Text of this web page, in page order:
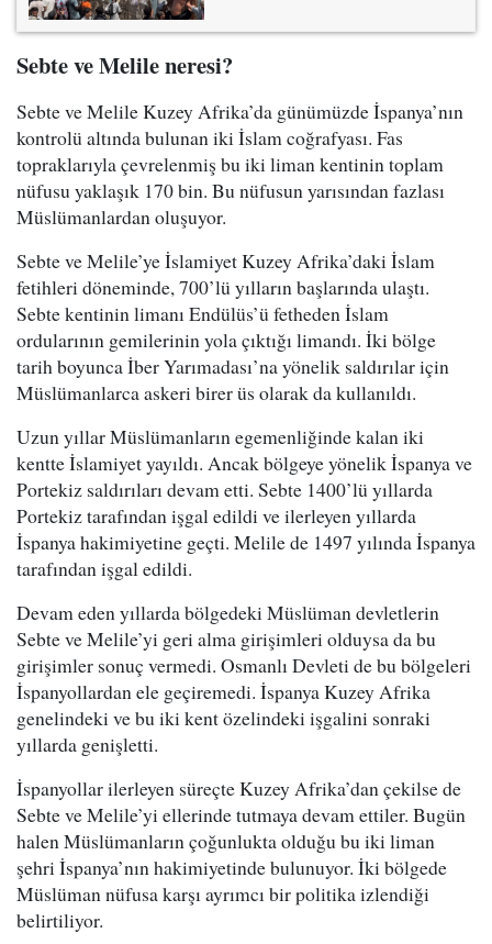
Sebte ve Melile neresi?
Sebte ve Melile Kuzey Afrika’da günümüzde İspanya’nın
kontrolü altında bulunan iki İslam coğrafyası. Fas
topraklarıyla çevrelenmiş bu iki liman kentinin toplam
nüfusu yaklaşık 170 bin. Bu nüfusun yarısından fazlası
Müslümanlardan oluşuyor.
Sebte ve Melile’ye İslamiyet Kuzey Afrika’daki İslam
fetihleri döneminde, 700’lü yılların başlarında ulaştı.
Sebte kentinin limanı Endülüs’ü fetheden İslam
ordularının gemilerinin yola çıktığı limandı. İki bölge
tarih boyunca İber Yarımadası’na yönelik saldırılar için
Müslümanlarca askeri birer üs olarak da kullanıldı.
Uzun yıllar Müslümanların egemenliğinde kalan iki
kentte İslamiyet yayıldı. Ancak bölgeye yönelik İspanya ve
Portekiz saldırıları devam etti. Sebte 1400’lü yıllarda
Portekiz tarafından işgal edildi ve ilerleyen yıllarda
İspanya hakimiyetine geçti. Melile de 1497 yılında İspanya
tarafından işgal edildi.
Devam eden yıllarda bölgedeki Müslüman devletlerin
Sebte ve Melile’yi geri alma girişimleri olduysa da bu
girişimler sonuç vermedi. Osmanlı Devleti de bu bölgeleri
İspanyollardan ele geçiremedi. İspanya Kuzey Afrika
genelindeki ve bu iki kent özelindeki işgalini sonraki
yıllarda genişletti.
İspanyollar ilerleyen süreçte Kuzey Afrika’dan çekilse de
Sebte ve Melile’yi ellerinde tutmaya devam ettiler. Bugün
halen Müslümanların çoğunlukta olduğu bu iki liman
şehri İspanya’nın hakimiyetinde bulunuyor. İki bölgede
Müslüman nüfusa karşı ayrımcı bir politika izlendiği
belirtiliyor.